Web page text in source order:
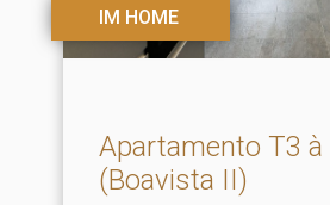
IM HOME
Apartamento T3 à
(Boavista II)